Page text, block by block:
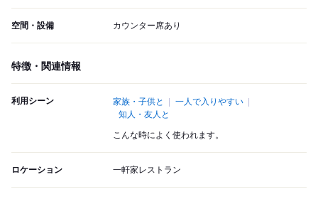
空間・設備 カウンター席あり
特徴・関連情報
利用シーン 家族・子供と
一人で入りやすい
知人・友人と
こんな時によく使われます。
ロケーション 一軒家レストラン